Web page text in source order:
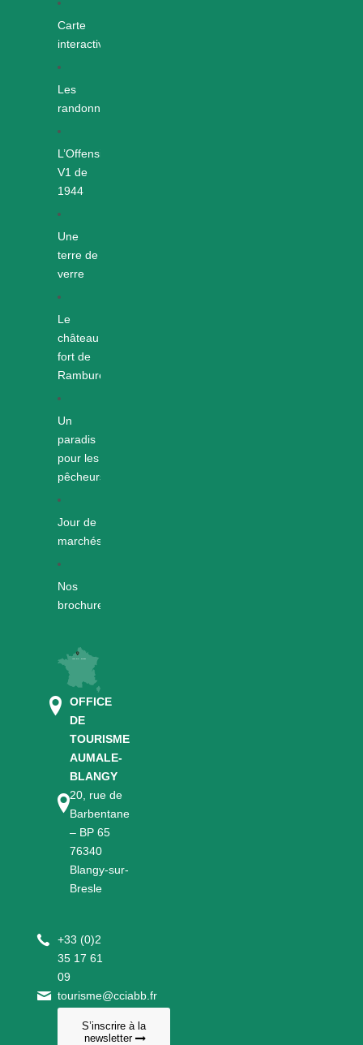
Carte
interactive
Les
randonnées
L’Offensive
V1 de
1944
Une
terre de
verre
Le
château
fort de
Rambures
Un
paradis
pour les
pêcheurs
Jour de
marchés
Nos
brochures
OFFICE
DE
TOURISME
AUMALE-
BLANGY
20, rue de
Barbentane
– BP 65
76340
Blangy-sur-
Bresle
+33 (0)2
35 17 61
09
tourisme@cciabb.fr
S’inscrire à la
newsletter